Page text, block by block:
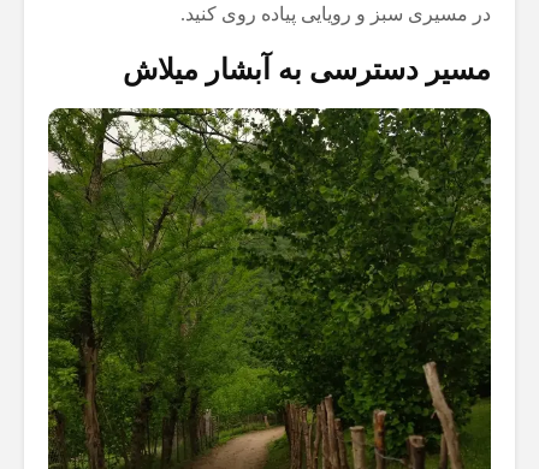
در مسیری سبز و رویایی پیاده روی کنید.
مسیر دسترسی به آبشار میلاش